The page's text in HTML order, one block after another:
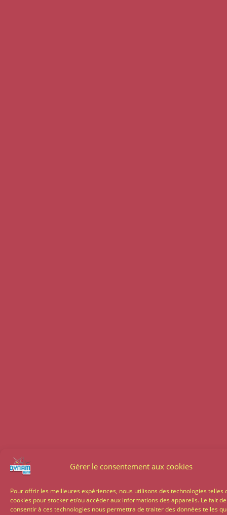
Gérer le consentement aux cookies
Pour offrir les meilleures expériences, nous utilisons des technologies telles
cookies pour stocker et/ou accéder aux informations des appareils. Le fait de
consentir à ces technologies nous permettra de traiter des données telles